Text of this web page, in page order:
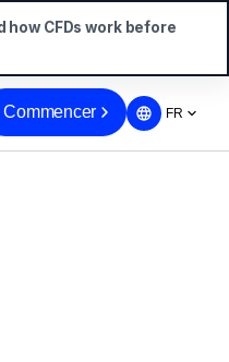
Commencer FR
CFDs work before